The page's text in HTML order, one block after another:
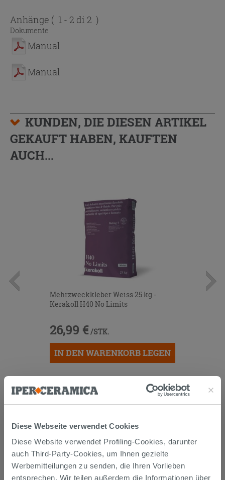
Diese Webseite verwendet Cookies
Diese Website verwendet Profiling-Cookies, darunter
auch Third-Party-Cookies, um Ihnen gezielte
Werbemitteilungen zu senden, die Ihren Vorlieben
entsprechen. Wir teilen außerdem die Informationen über
Anhänge ( 1 - 2 di 2 )
Dokumente
Manual
Manual
KUNDEN, DIE DIESEN ARTIKEL
GEKAUFT HABEN, KAUFTEN
AUCH...
Mehrzweckkleber Weiss 25 kg -
Kerakoll H40 No Limits
26,99 € /STK.
IN DEN WARENKORB LEGEN
Versand